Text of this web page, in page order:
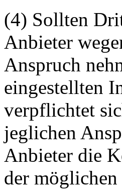
(4) Sollten
Anbieter
Anspruch
eingestellten
verpflichtet
jeglichen
Anbieter die
der